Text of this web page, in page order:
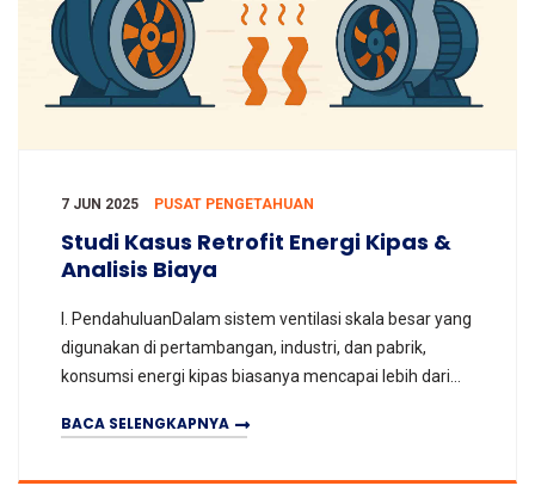
7 JUN 2025 PUSAT PENGETAHUAN
Studi Kasus Retrofit Energi Kipas &
Analisis Biaya
I. PendahuluanDalam sistem ventilasi skala besar yang
digunakan di pertambangan, industri, dan pabrik,
konsumsi energi kipas biasanya mencapai lebih dari
BACA SELENGKAPNYA